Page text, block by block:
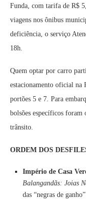
Funda, com tarifa de R$
viagens nos ônibus
deficiência, o serviço
18h.
Quem optar por carro
estacionamento oficial na
portões 5 e 7. Para
bolsões específicos
trânsito.
ORDEM DOS
Império de Casa
Balangandãs: Joias
das “negras de